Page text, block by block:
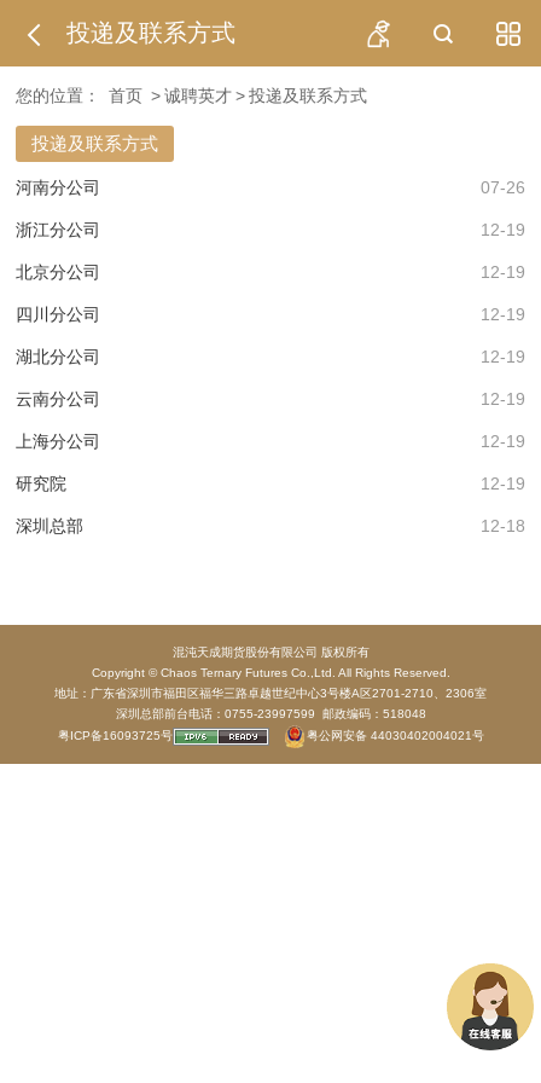
投递及联系方式
您的位置： 首页 > 诚聘英才 > 投递及联系方式
投递及联系方式
07-26
河南分公司
12-19
浙江分公司
12-19
北京分公司
12-19
四川分公司
12-19
湖北分公司
12-19
云南分公司
12-19
上海分公司
12-19
研究院
12-18
深圳总部
混沌天成期货股份有限公司 版权所有
Copyright © Chaos Ternary Futures Co.,Ltd. All Rights Reserved.
地址：广东省深圳市福田区福华三路卓越世纪中心3号楼A区2701-2710、2306室
深圳总部前台电话：0755-23997599 邮政编码：518048
粤ICP备16093725号
粤公网安备 44030402004021号